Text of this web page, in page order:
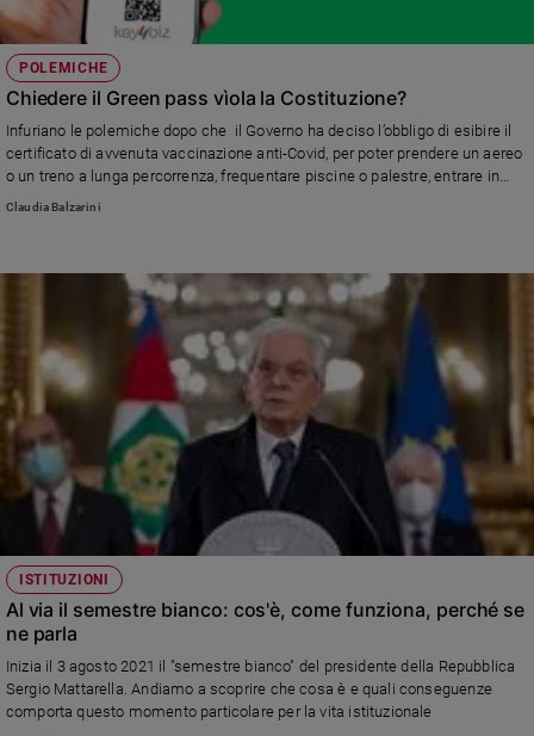
POLEMICHE
Chiedere il Green pass vìola la Costituzione?
Infuriano le polemiche dopo che il Governo ha deciso l’obbligo di esibire il
certificato di avvenuta vaccinazione anti-Covid, per poter prendere un aereo
o un treno a lunga percorrenza, frequentare piscine o palestre, entrare in
musei e cinema. Una simile norma sarebbe contraria alla Costituzione
Claudia Balzarini
ISTITUZIONI
Al via il semestre bianco: cos'è, come funziona, perché se
ne parla
Inizia il 3 agosto 2021 il "semestre bianco" del presidente della Repubblica
Sergio Mattarella. Andiamo a scoprire che cosa è e quali conseguenze
comporta questo momento particolare per la vita istituzionale